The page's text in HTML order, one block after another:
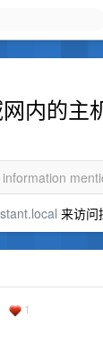
内的主
来访问
1